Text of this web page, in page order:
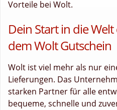
Vorteile bei Wolt.
Dein Start in die
dem Wolt Gutschein
Wolt ist viel mehr als nur
Lieferungen. Das
starken Partner für alle
bequeme, schnelle und